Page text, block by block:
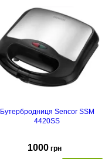
Бутербродниця Sencor SSM
4420SS
1000 грн